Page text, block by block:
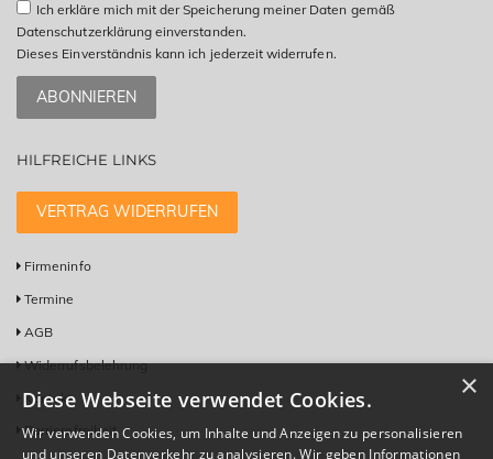
Ich erkläre mich mit der Speicherung meiner Daten gemäß
Datenschutzerklärung einverstanden.
Dieses Einverständnis kann ich jederzeit widerrufen.
ABONNIEREN
HILFREICHE LINKS
VERTRAG WIDERRUFEN
Firmeninfo
Termine
AGB
Widerrufsbelehrung
Kontakt
Barrierefreiheit
×
Diese Webseite verwendet Cookies.
Wir verwenden Cookies, um Inhalte und Anzeigen zu personalisieren
und unseren Datenverkehr zu analysieren. Wir geben Informationen